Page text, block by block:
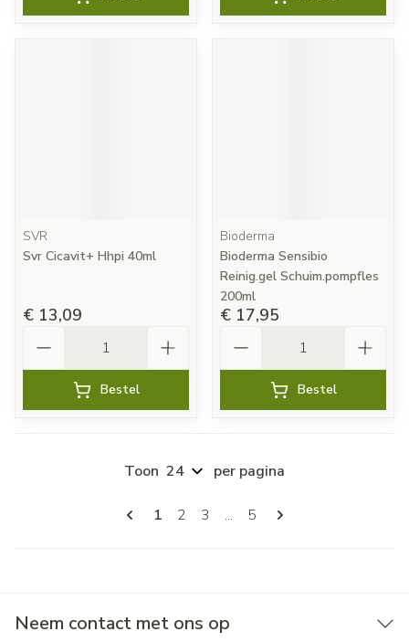
SVR
Svr Cicavit+ Hhpi 40ml
€ 13,09
Bestel
Bioderma
Bioderma Sensibio
Reinig.gel Schuim.pompfles
200ml
€ 17,95
Bestel
Pagina's
U lees momenteel pagina
1 Pagina
2 Pagina
3 ... Pagina
5
Toon per pagina
Neem contact met ons op